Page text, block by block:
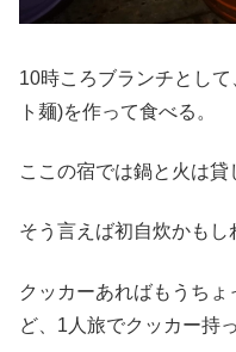
10時ころブランチとし
ト麺)を作って食べる。
ここの宿では鍋と火は貸
そう言えば初自炊かもし
クッカーあればもうち
ど、1人旅でクッカー持